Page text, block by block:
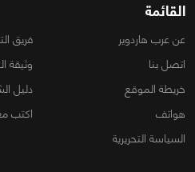
القائمة
عن عرب هاردوير
فريق
اتصل بنا
وثيقة
خريطة الموقع
دليل
هواتف
اكتب
السياسة التحريرية